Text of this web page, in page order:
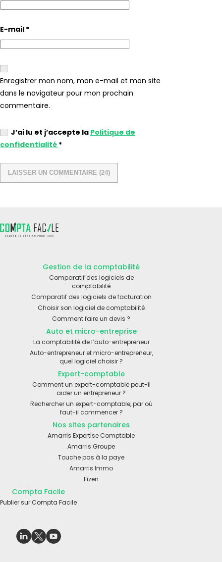
E-mail *
Enregistrer mon nom, mon e-mail et mon site
dans le navigateur pour mon prochain
commentaire.
J’ai lu et j’accepte la Politique de
confidentialité *
Gestion de la comptabilité
Comparatif des logiciels de
comptabilité
Comparatif des logiciels de facturation
Choisir son logiciel de comptabilité
Comment faire un devis ?
Auto et micro-entreprise
La comptabilité de l’auto-entrepreneur
Auto-entrepreneur et micro-entrepreneur,
quel logiciel choisir ?
Expert-comptable
Comment un expert-comptable peut-il
aider un entrepreneur ?
Rechercher un expert-comptable, par où
faut-il commencer ?
Nos sites partenaires
Amarris Expertise Comptable
Amarris Groupe
Touche pas à la paye
Amarris Immo
Fizen
Compta Facile
Publier sur Compta Facile